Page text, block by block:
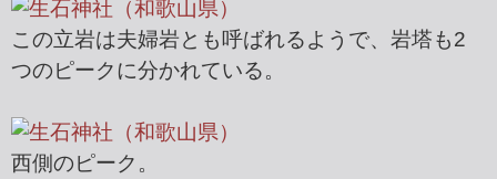
この立岩は夫婦岩とも呼ばれるようで、岩塔も2
つのピークに分かれている。
西側のピーク。